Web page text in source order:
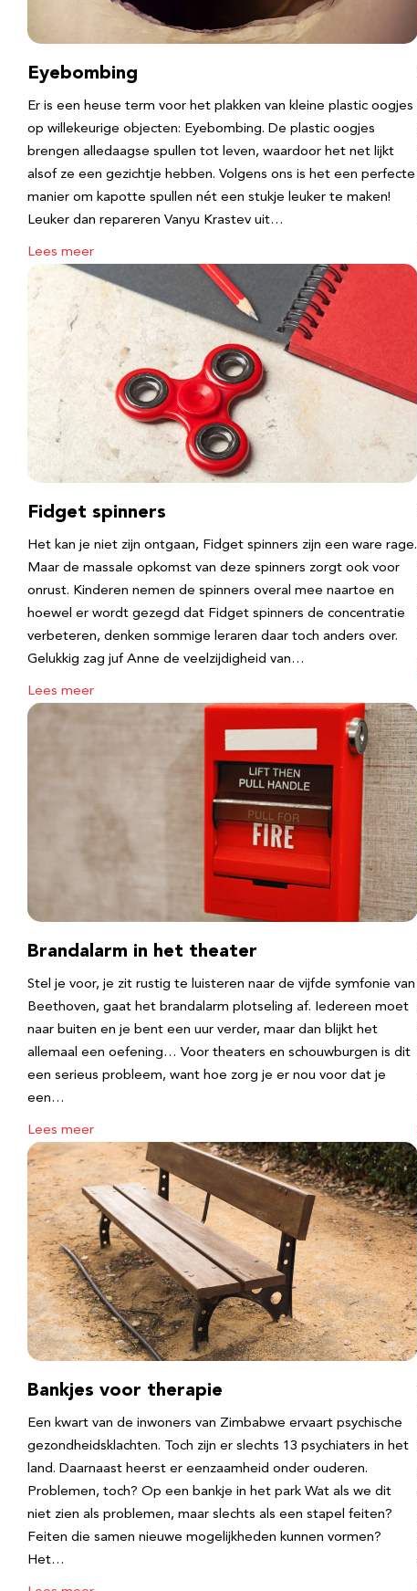
Eyebombing
Er is een heuse term voor het plakken van kleine plastic oogjes
op willekeurige objecten: Eyebombing. De plastic oogjes
brengen alledaagse spullen tot leven, waardoor het net lijkt
alsof ze een gezichtje hebben. Volgens ons is het een perfecte
manier om kapotte spullen nét een stukje leuker te maken!
Leuker dan repareren Vanyu Krastev uit…
Lees meer
Fidget spinners
Het kan je niet zijn ontgaan, Fidget spinners zijn een ware rage.
Maar de massale opkomst van deze spinners zorgt ook voor
onrust. Kinderen nemen de spinners overal mee naartoe en
hoewel er wordt gezegd dat Fidget spinners de concentratie
verbeteren, denken sommige leraren daar toch anders over.
Gelukkig zag juf Anne de veelzijdigheid van…
Lees meer
Brandalarm in het theater
Stel je voor, je zit rustig te luisteren naar de vijfde symfonie van
Beethoven, gaat het brandalarm plotseling af. Iedereen moet
naar buiten en je bent een uur verder, maar dan blijkt het
allemaal een oefening… Voor theaters en schouwburgen is dit
een serieus probleem, want hoe zorg je er nou voor dat je
een…
Lees meer
Bankjes voor therapie
Een kwart van de inwoners van Zimbabwe ervaart psychische
gezondheidsklachten. Toch zijn er slechts 13 psychiaters in het
land. Daarnaast heerst er eenzaamheid onder ouderen.
Problemen, toch? Op een bankje in het park Wat als we dit
niet zien als problemen, maar slechts als een stapel feiten?
Feiten die samen nieuwe mogelijkheden kunnen vormen?
Het…